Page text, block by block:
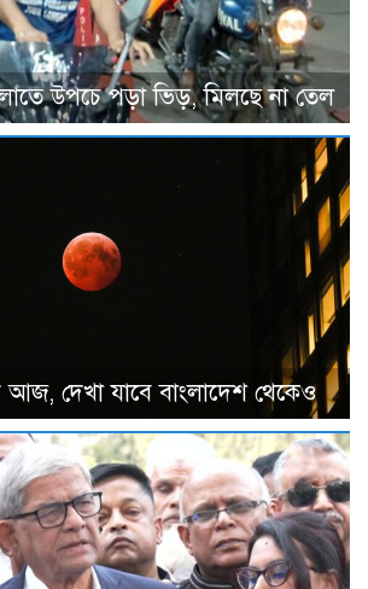
উপচে পড়া ভিড়, মিলছে না তেল
আজ, দেখা যাবে বাংলাদেশ থেকেও